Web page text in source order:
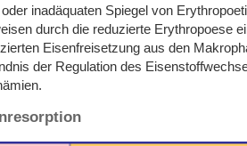
inadäquaten Spiegel von
durch die reduzierte Erythropoese
Eisenfreisetzung aus den
der Regulation des